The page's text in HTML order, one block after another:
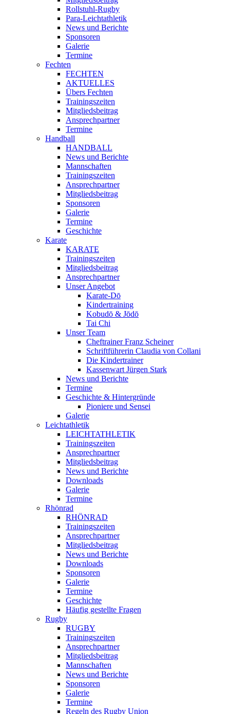
Rollstuhl-Rugby
Para-Leichtathletik
News und Berichte
Sponsoren
Galerie
Termine
Fechten
FECHTEN
AKTUELLES
Übers Fechten
Trainingszeiten
Mitgliedsbeitrag
Ansprechpartner
Termine
Handball
HANDBALL
News und Berichte
Mannschaften
Trainingszeiten
Ansprechpartner
Mitgliedsbeitrag
Sponsoren
Galerie
Termine
Geschichte
Karate
KARATE
Trainingszeiten
Mitgliedsbeitrag
Ansprechpartner
Unser Angebot
Karate-Dō
Kindertraining
Kobudō & Jōdō
Tai Chi
Unser Team
Cheftrainer Franz Scheiner
Schriftführerin Claudia von Collani
Die Kindertrainer
Kassenwart Jürgen Stark
News und Berichte
Termine
Geschichte & Hintergründe
Pioniere und Sensei
Galerie
Leichtathletik
LEICHTATHLETIK
Trainingszeiten
Ansprechpartner
Mitgliedsbeitrag
News und Berichte
Downloads
Galerie
Termine
Rhönrad
RHÖNRAD
Trainingszeiten
Ansprechpartner
Mitgliedsbeitrag
News und Berichte
Downloads
Sponsoren
Galerie
Termine
Geschichte
Häufig gestellte Fragen
Rugby
RUGBY
Trainingszeiten
Ansprechpartner
Mitgliedsbeitrag
Mannschaften
News und Berichte
Sponsoren
Galerie
Termine
Regeln des Rugby Union